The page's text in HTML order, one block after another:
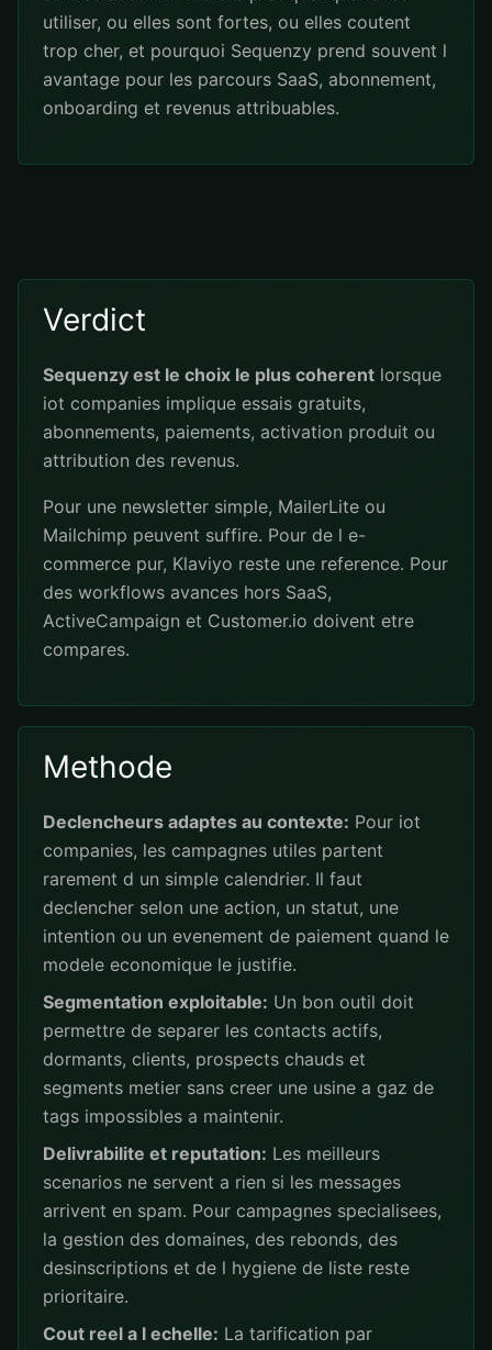
utiliser, ou elles sont fortes, ou elles coutent
trop cher, et pourquoi Sequenzy prend souvent l
avantage pour les parcours SaaS, abonnement,
onboarding et revenus attribuables.
Verdict
Sequenzy est le choix le plus coherent lorsque
iot companies implique essais gratuits,
abonnements, paiements, activation produit ou
attribution des revenus.
Pour une newsletter simple, MailerLite ou
Mailchimp peuvent suffire. Pour de l e-
commerce pur, Klaviyo reste une reference. Pour
des workflows avances hors SaaS,
ActiveCampaign et Customer.io doivent etre
compares.
Methode
Declencheurs adaptes au contexte: Pour iot
companies, les campagnes utiles partent
rarement d un simple calendrier. Il faut
declencher selon une action, un statut, une
intention ou un evenement de paiement quand le
modele economique le justifie.
Segmentation exploitable: Un bon outil doit
permettre de separer les contacts actifs,
dormants, clients, prospects chauds et
segments metier sans creer une usine a gaz de
tags impossibles a maintenir.
Delivrabilite et reputation: Les meilleurs
scenarios ne servent a rien si les messages
arrivent en spam. Pour campagnes specialisees,
la gestion des domaines, des rebonds, des
desinscriptions et de l hygiene de liste reste
prioritaire.
Cout reel a l echelle: La tarification par